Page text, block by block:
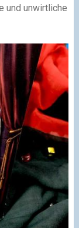
und unwirtliche